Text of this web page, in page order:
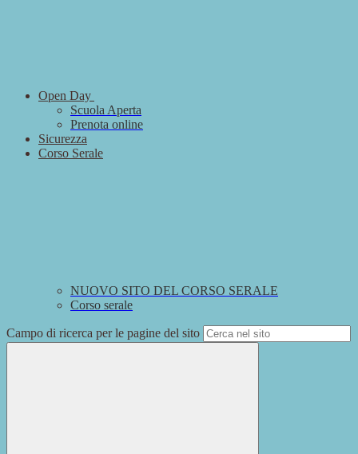
Open Day
Scuola Aperta
Prenota online
Sicurezza
Corso Serale
NUOVO SITO DEL CORSO SERALE
Corso serale
Campo di ricerca per le pagine del sito